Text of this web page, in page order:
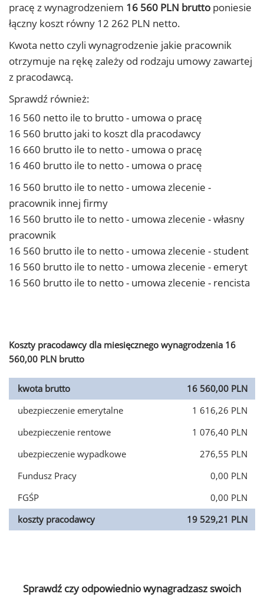
pracę z wynagrodzeniem 16 560 PLN brutto poniesie
łączny koszt równy 12 262 PLN netto.
Kwota netto czyli wynagrodzenie jakie pracownik
otrzymuje na rękę zależy od rodzaju umowy zawartej
z pracodawcą.
Sprawdź również:
16 560 netto ile to brutto - umowa o pracę
16 560 brutto jaki to koszt dla pracodawcy
16 660 brutto ile to netto - umowa o pracę
16 460 brutto ile to netto - umowa o pracę
16 560 brutto ile to netto - umowa zlecenie -
pracownik innej firmy
16 560 brutto ile to netto - umowa zlecenie - własny
pracownik
16 560 brutto ile to netto - umowa zlecenie - student
16 560 brutto ile to netto - umowa zlecenie - emeryt
16 560 brutto ile to netto - umowa zlecenie - rencista
Koszty pracodawcy dla miesięcznego wynagrodzenia 16
560,00 PLN brutto
kwota brutto
16 560,00 PLN
ubezpieczenie emerytalne
1 616,26 PLN
ubezpieczenie rentowe
1 076,40 PLN
ubezpieczenie wypadkowe
276,55 PLN
Fundusz Pracy
0,00 PLN
FGŚP
0,00 PLN
koszty pracodawcy
19 529,21 PLN
Sprawdź czy odpowiednio wynagradzasz swoich